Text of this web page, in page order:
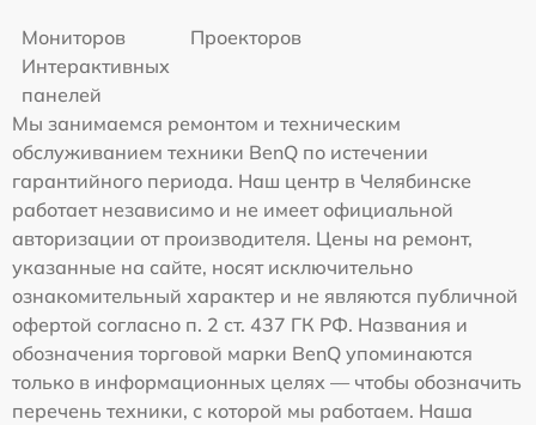
Мониторов
Проекторов
Интерактивных
панелей
Мы занимаемся ремонтом и техническим
обслуживанием техники BenQ по истечении
гарантийного периода. Наш центр в Челябинске
работает независимо и не имеет официальной
авторизации от производителя. Цены на ремонт,
указанные на сайте, носят исключительно
ознакомительный характер и не являются публичной
офертой согласно п. 2 ст. 437 ГК РФ. Названия и
обозначения торговой марки BenQ упоминаются
только в информационных целях — чтобы обозначить
перечень техники, с которой мы работаем. Наша